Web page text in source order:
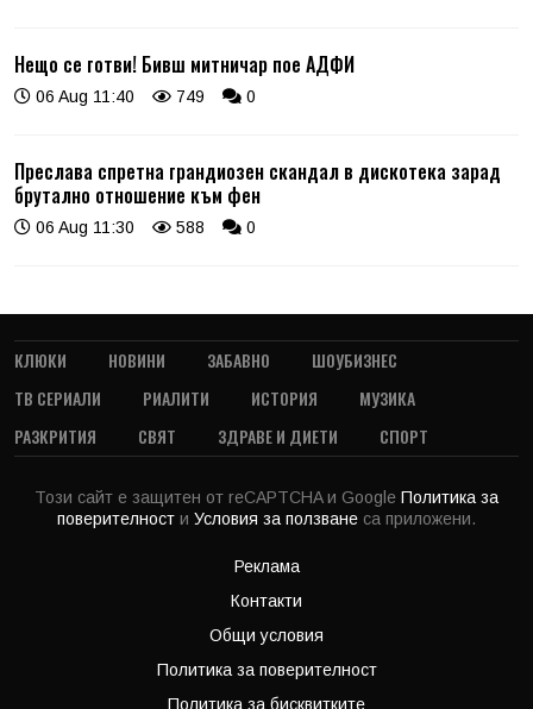
Нещо се готви! Бивш митничар пое АДФИ
06 Aug 11:40 749 0
Преслава спретна грандиозен скандал в дискотека зарад
брутално отношение към фен
06 Aug 11:30 588 0
КЛЮКИ НОВИНИ ЗАБАВНО
ШОУБИЗНЕС
ТВ СЕРИАЛИ
РИАЛИТИ ИСТОРИЯ
МУЗИКА
РАЗКРИТИЯ
СВЯТ ЗДРАВЕ И ДИЕТИ СПОРТ
Този сайт е защитен от reCAPTCHA и Google Политика за
поверителност и Условия за ползване са приложени.
Реклама
Контакти
Общи условия
Политика за поверителност
Политика за бисквитките